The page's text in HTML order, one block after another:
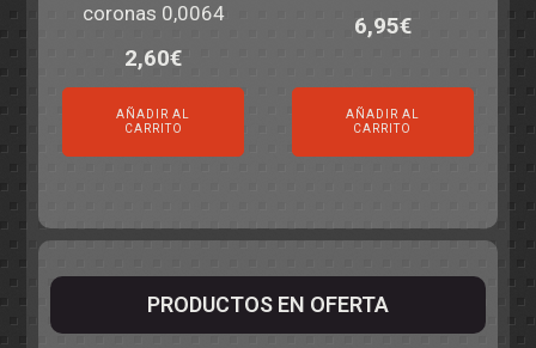
coronas 0,0064
2,60€
AÑADIR AL
CARRITO
6,95€
AÑADIR AL
CARRITO
PRODUCTOS EN OFERTA